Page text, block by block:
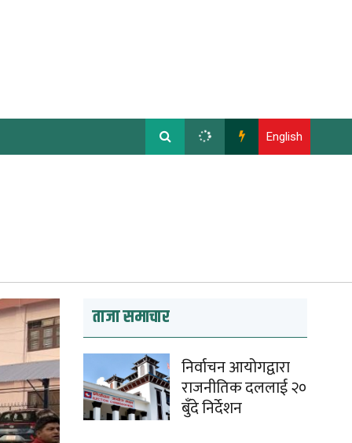
English
ताजा समाचार
निर्वाचन आयोगद्वारा
राजनीतिक दललाई २०
बुँदे निर्देशन